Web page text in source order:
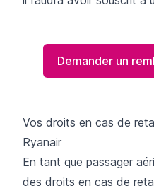
Demander un
Vos droits en cas de
Ryanair
En tant que passager
des droits en cas de